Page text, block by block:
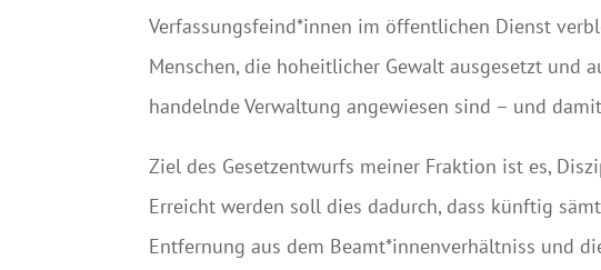
Verfassungsfeind*innen im öffentlichen Dienst
Menschen, die hoheitlicher Gewalt ausgesetzt und
handelnde Verwaltung angewiesen sind – und
Ziel des Gesetzentwurfs meiner Fraktion ist es,
Erreicht werden soll dies dadurch, dass künftig
Entfernung aus dem Beamt*innenverhältniss und